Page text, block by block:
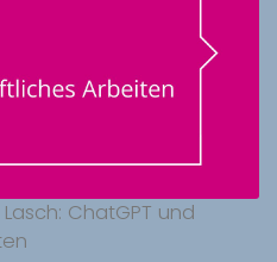
ChatGPT und